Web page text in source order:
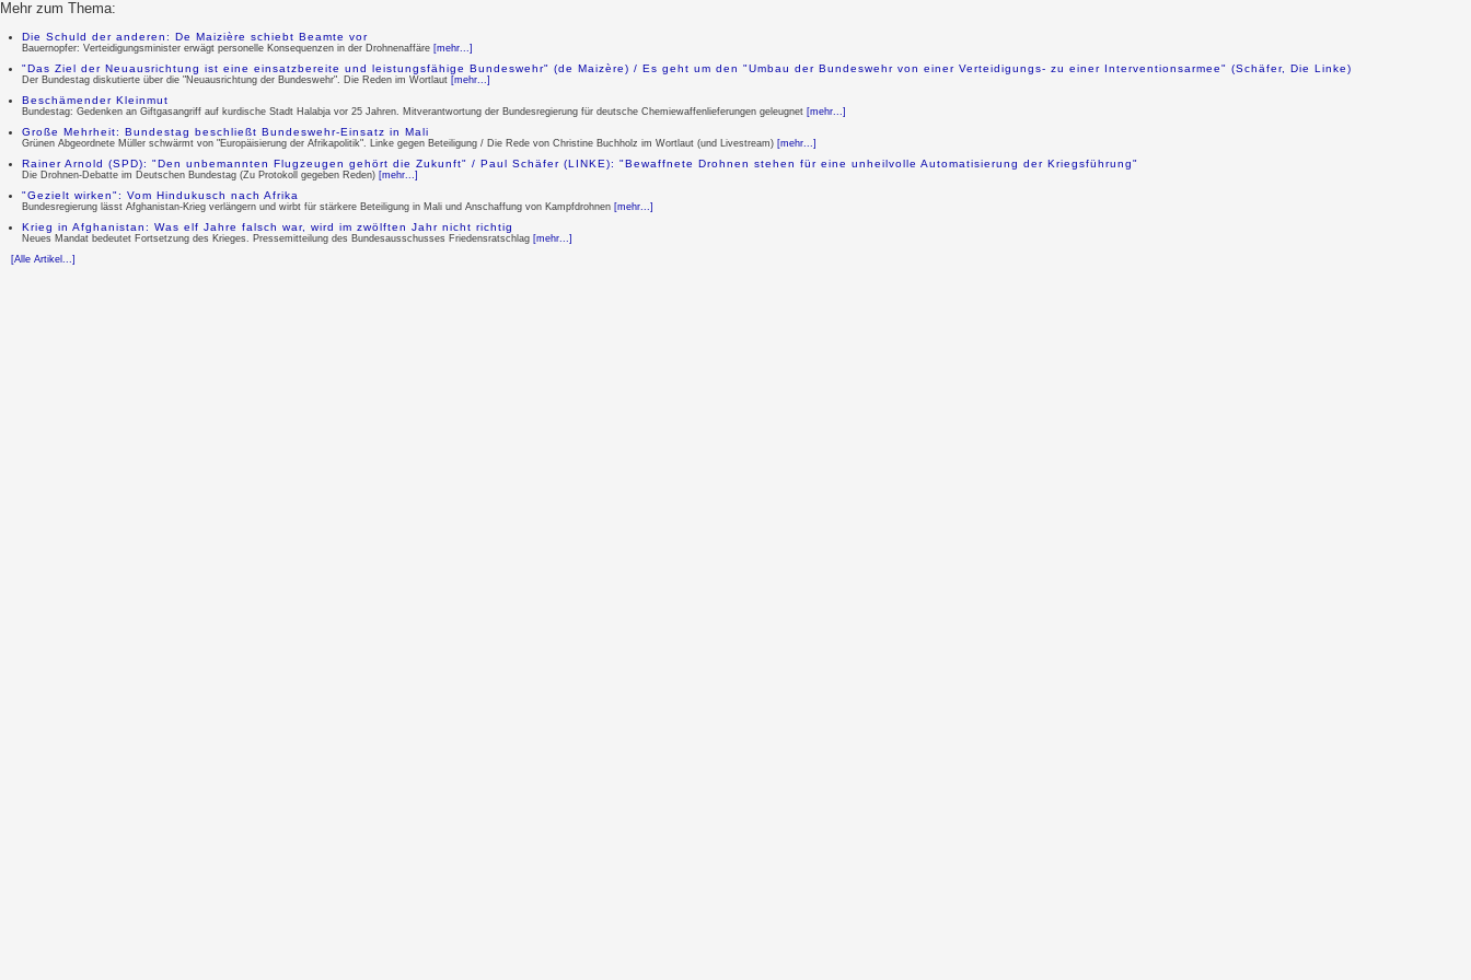
Mehr zum Thema:
Die Schuld der anderen: De Maizière schiebt Beamte vor
Bauernopfer: Verteidigungsminister erwägt personelle Konsequenzen in der Drohnenaffäre [mehr...]
"Das Ziel der Neuausrichtung ist eine einsatzbereite und leistungsfähige Bundeswehr" (de Maizère) / Es geht um den "Umbau der Bundeswehr von einer Verteidigungs- zu einer Interventionsarmee" (Schäfer, Die Linke)
Der Bundestag diskutierte über die "Neuausrichtung der Bundeswehr". Die Reden im Wortlaut [mehr...]
Beschämender Kleinmut
Bundestag: Gedenken an Giftgasangriff auf kurdische Stadt Halabja vor 25 Jahren. Mitverantwortung der Bundesregierung für deutsche Chemiewaffenlieferungen geleugnet [mehr...]
Große Mehrheit: Bundestag beschließt Bundeswehr-Einsatz in Mali
Grünen Abgeordnete Müller schwärmt von "Europäisierung der Afrikapolitik". Linke gegen Beteiligung / Die Rede von Christine Buchholz im Wortlaut (und Livestream) [mehr...]
Rainer Arnold (SPD): "Den unbemannten Flugzeugen gehört die Zukunft" / Paul Schäfer (LINKE): "Bewaffnete Drohnen stehen für eine unheilvolle Automatisierung der Kriegsführung"
Die Drohnen-Debatte im Deutschen Bundestag (Zu Protokoll gegeben Reden) [mehr...]
"Gezielt wirken": Vom Hindukusch nach Afrika
Bundesregierung lässt Afghanistan-Krieg verlängern und wirbt für stärkere Beteiligung in Mali und Anschaffung von Kampfdrohnen [mehr...]
Krieg in Afghanistan: Was elf Jahre falsch war, wird im zwölften Jahr nicht richtig
Neues Mandat bedeutet Fortsetzung des Krieges. Pressemitteilung des Bundesausschusses Friedensratschlag [mehr...]
[Alle Artikel...]